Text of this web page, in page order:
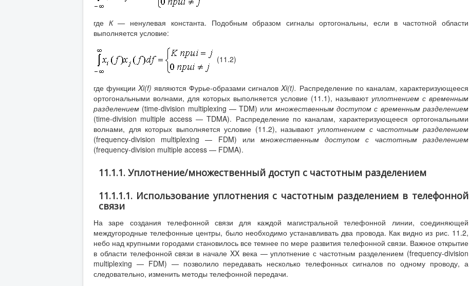
где К — ненулевая константа. Подобным образом сигналы ортогональны, если в частотной области
выполняется условие:
(11.2)
где функцииXi(f)являются Фурье-образами сигналовXi(t). Распределение по каналам, характеризующееся
ортогональными волнами, для которых выполняется условие (11.1), называют уплотнением с временным
разделением (time-division multiplexing — TDM) или множественным доступом с временным разделением
(time-division multiple access — TDMA). Распределение по каналам, характеризующееся ортогональными
волнами, для которых выполняется условие (11.2), называютуплотнением с частотным разделением
(frequency-division multiplexing — FDM) или множественным доступом с частотным разделением
(frequency-division multiple access — FDMA).
11.1.1. Уплотнение/множественный доступ с частотным разделением
11.1.1.1. Использование уплотнения с частотным разделением в телефонной
связи
На заре создания телефонной связи для каждой магистральной телефонной линии, соединяющей
междугородные телефонные центры, было необходимо устанавливать два провода. Как видно из рис. 11.2,
небо над крупными городами становилось все темнее по мере развития телефонной связи. Важное открытие
в области телефонной связи в начале XX века — уплотнение с частотным разделением (frequency-division
multiplexing — FDM) — позволило передавать несколько телефонных сигналов по одному проводу, а
следовательно, изменить методы телефонной передачи.